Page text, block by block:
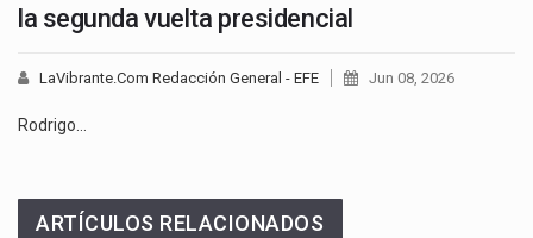
la segunda vuelta presidencial
LaVibrante.Com Redacción General - EFE Jun 08, 2026
Rodrigo…
ARTÍCULOS RELACIONADOS